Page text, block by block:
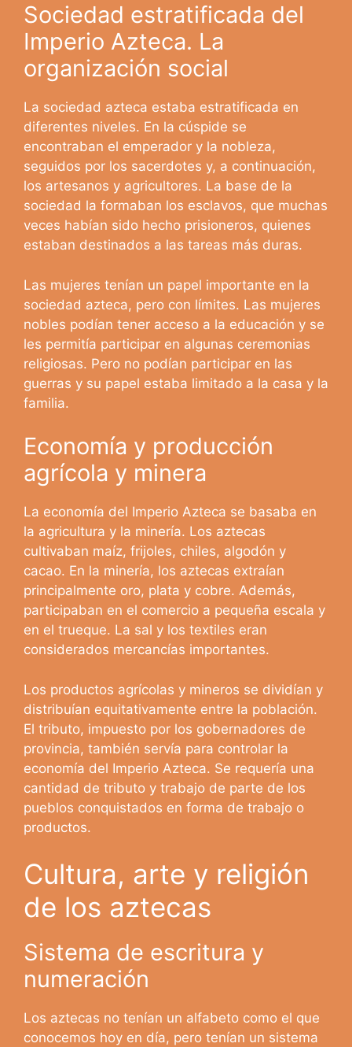
Sociedad estratificada del
Imperio Azteca. La
organización social
La sociedad azteca estaba estratificada en
diferentes niveles. En la cúspide se
encontraban el emperador y la nobleza,
seguidos por los sacerdotes y, a continuación,
los artesanos y agricultores. La base de la
sociedad la formaban los esclavos, que muchas
veces habían sido hecho prisioneros, quienes
estaban destinados a las tareas más duras.
Las mujeres tenían un papel importante en la
sociedad azteca, pero con límites. Las mujeres
nobles podían tener acceso a la educación y se
les permitía participar en algunas ceremonias
religiosas. Pero no podían participar en las
guerras y su papel estaba limitado a la casa y la
familia.
Economía y producción
agrícola y minera
La economía del Imperio Azteca se basaba en
la agricultura y la minería. Los aztecas
cultivaban maíz, frijoles, chiles, algodón y
cacao. En la minería, los aztecas extraían
principalmente oro, plata y cobre. Además,
participaban en el comercio a pequeña escala y
en el trueque. La sal y los textiles eran
considerados mercancías importantes.
Los productos agrícolas y mineros se dividían y
distribuían equitativamente entre la población.
El tributo, impuesto por los gobernadores de
provincia, también servía para controlar la
economía del Imperio Azteca. Se requería una
cantidad de tributo y trabajo de parte de los
pueblos conquistados en forma de trabajo o
productos.
Cultura, arte y religión
de los aztecas
Sistema de escritura y
numeración
Los aztecas no tenían un alfabeto como el que
conocemos hoy en día, pero tenían un sistema